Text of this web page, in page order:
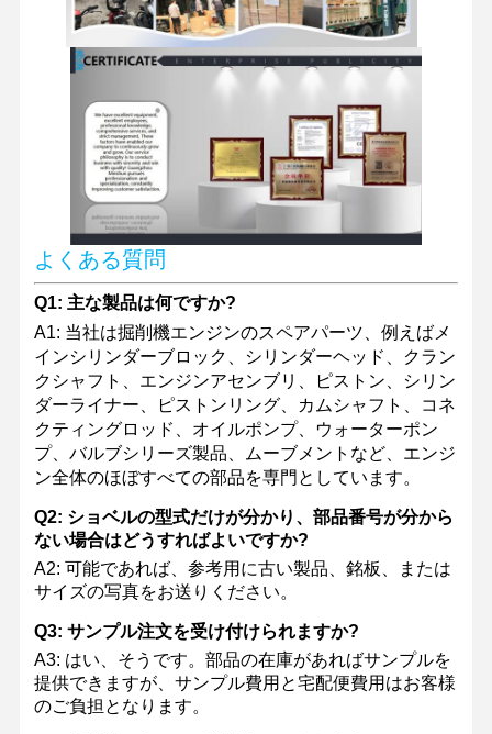
よくある質問
Q1: 主な製品は何ですか?
A1: 当社は掘削機エンジンのスペアパーツ、例えばメ
インシリンダーブロック、シリンダーヘッド、クラン
クシャフト、エンジンアセンブリ、ピストン、シリン
ダーライナー、ピストンリング、カムシャフト、コネ
クティングロッド、オイルポンプ、ウォーターポン
プ、バルブシリーズ製品、ムーブメントなど、エンジ
ン全体のほぼすべての部品を専門としています。
Q2: ショベルの型式だけが分かり、部品番号が分から
ない場合はどうすればよいですか?
A2: 可能であれば、参考用に古い製品、銘板、または
サイズの写真をお送りください。
Q3: サンプル注文を受け付けられますか?
A3: はい、そうです。部品の在庫があればサンプルを
提供できますが、サンプル費用と宅配便費用はお客様
のご負担となります。